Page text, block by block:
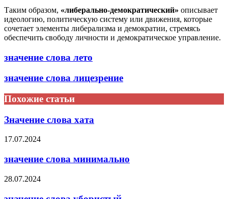
Таким образом, «либерально-демократический» описывает
идеологию, политическую систему или движения, которые
сочетает элементы либерализма и демократии, стремясь
обеспечить свободу личности и демократическое управление.
значение слова лето
значение слова лицезрение
Похожие статьи
Значение слова хата
17.07.2024
значение слова минимально
28.07.2024